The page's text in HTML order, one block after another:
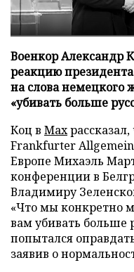
Военкор Александр
реакцию
на слова немецкого
«убивать больше
Коц в Мах
Frankfurter
Европе Михаэль
конференции в
Владимиру
«Что мы конкретно
вам убивать больше
попытался
заявив о